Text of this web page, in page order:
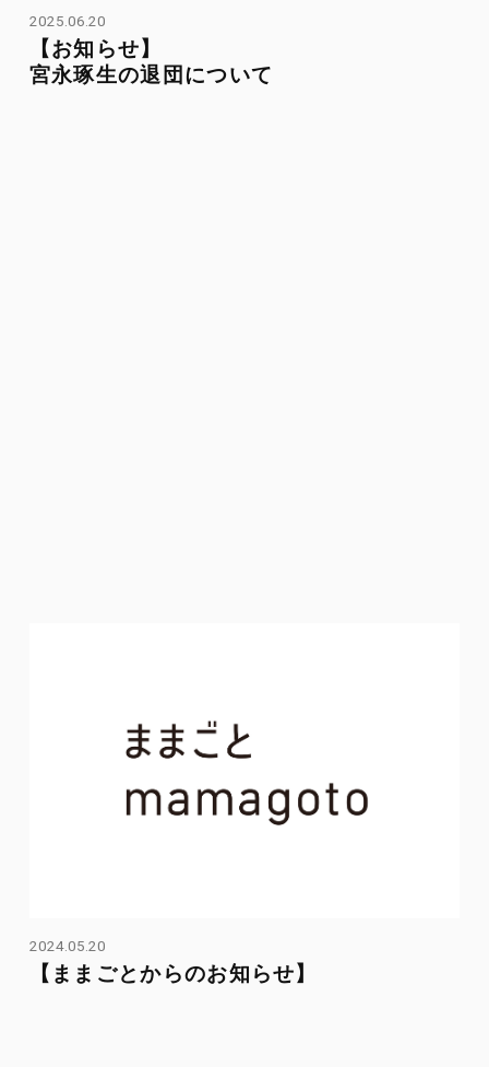
2025.06.20
【お知らせ】
宮永琢生の退団について
2024.05.20
【ままごとからのお知らせ】